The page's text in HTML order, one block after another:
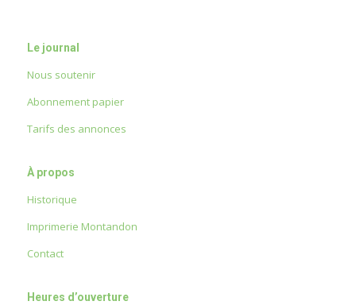
Le journal
Nous soutenir
Abonnement papier
Tarifs des annonces
À propos
Historique
Imprimerie Montandon
Contact
Heures d’ouverture